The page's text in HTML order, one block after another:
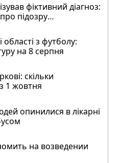
фіктивний діагноз:
підозру
області з футболу:
на 8 серпня
скільки
1 жовтня
опинилися в лікарні
на возведении